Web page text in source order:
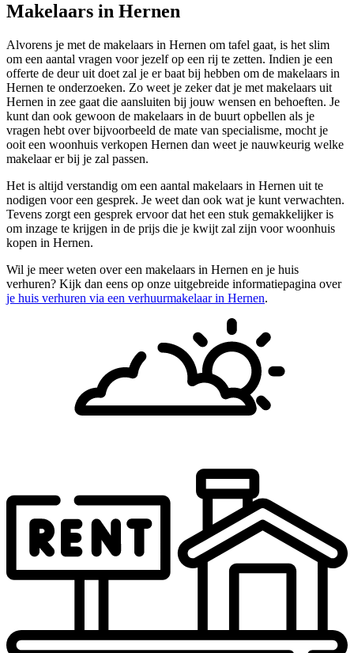
Makelaars in Hernen
Alvorens je met de makelaars in Hernen om tafel gaat, is het slim
om een aantal vragen voor jezelf op een rij te zetten. Indien je een
offerte de deur uit doet zal je er baat bij hebben om de makelaars in
Hernen te onderzoeken. Zo weet je zeker dat je met makelaars uit
Hernen in zee gaat die aansluiten bij jouw wensen en behoeften. Je
kunt dan ook gewoon de makelaars in de buurt opbellen als je
vragen hebt over bijvoorbeeld de mate van specialisme, mocht je
ooit een woonhuis verkopen Hernen dan weet je nauwkeurig welke
makelaar er bij je zal passen.
Het is altijd verstandig om een aantal makelaars in Hernen uit te
nodigen voor een gesprek. Je weet dan ook wat je kunt verwachten.
Tevens zorgt een gesprek ervoor dat het een stuk gemakkelijker is
om inzage te krijgen in de prijs die je kwijt zal zijn voor woonhuis
kopen in Hernen.
Wil je meer weten over een makelaars in Hernen en je huis
verhuren? Kijk dan eens op onze uitgebreide informatiepagina over
je huis verhuren via een verhuurmakelaar in Hernen.